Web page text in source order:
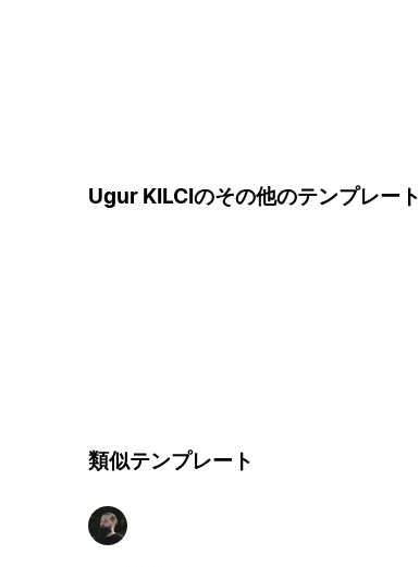
Ugur KILCIのその他のテンプレート
類似テンプレート